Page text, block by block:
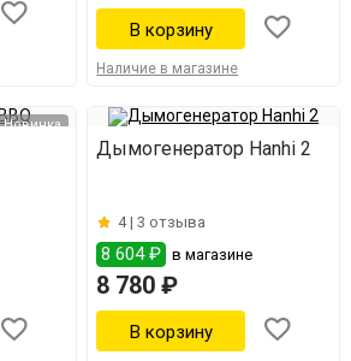
Наличие в магазине
Новинка
Дымогенератор Hanhi 2
4 |3 отзыва
8 604 ₽ в магазине
8 780 ₽